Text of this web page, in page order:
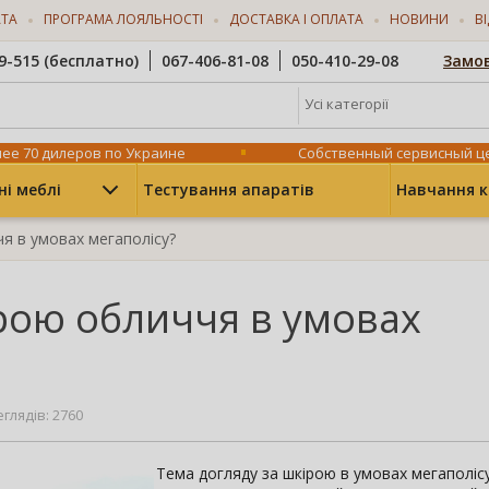
ПРОГРАМА ЛОЯЛЬНОСТІ ДОСТАВКА І ОПЛАТА НОВИНИ
515 (бесплатно) 067-406-81-08 050-410-29-08
Усі категорії
70 дилеров по Украине Собственный сервисный
меблі Тестування апаратів Навчання
в умовах мегаполісу?
обличчя в умовах
2760
Тема догляду за шкірою в умовах